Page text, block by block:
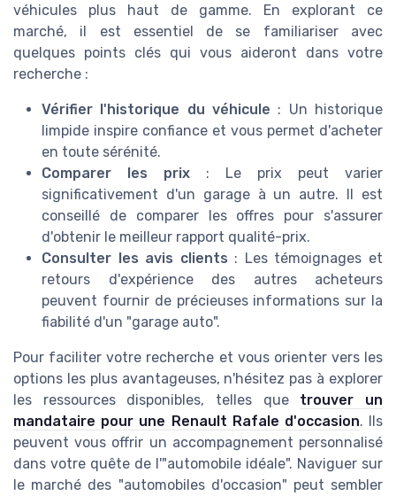
véhicules plus haut de gamme. En explorant ce
marché, il est essentiel de se familiariser avec
quelques points clés qui vous aideront dans votre
recherche :
Vérifier l'historique du véhicule : Un historique
limpide inspire confiance et vous permet d'acheter
en toute sérénité.
Comparer les prix : Le prix peut varier
significativement d'un garage à un autre. Il est
conseillé de comparer les offres pour s'assurer
d'obtenir le meilleur rapport qualité-prix.
Consulter les avis clients : Les témoignages et
retours d'expérience des autres acheteurs
peuvent fournir de précieuses informations sur la
fiabilité d'un "garage auto".
Pour faciliter votre recherche et vous orienter vers les
options les plus avantageuses, n'hésitez pas à explorer
les ressources disponibles, telles que trouver un
mandataire pour une Renault Rafale d'occasion. Ils
peuvent vous offrir un accompagnement personnalisé
dans votre quête de l'"automobile idéale". Naviguer sur
le marché des "automobiles d'occasion" peut sembler